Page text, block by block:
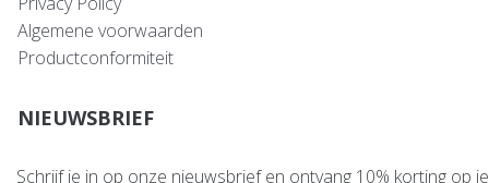
Algemene voorwaarden
Productconformiteit
NIEUWSBRIEF
Schrijf je in op onze nieuwsbrief en ontvang 10% korting op je